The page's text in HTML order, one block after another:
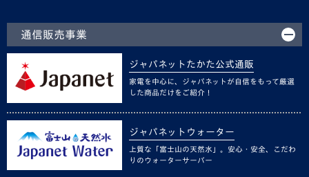
通信販売事業
ジャパネットたかた公式通販
家電を中心に、ジャパネットが自信をもって厳選
した商品だけをご紹介！
ジャパネットウォーター
上質な「富士山の天然水」。安心・安全、こだわ
りのウォーターサーバー